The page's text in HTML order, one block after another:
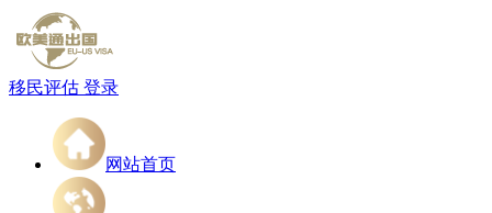
移民评估 登录
网站首页